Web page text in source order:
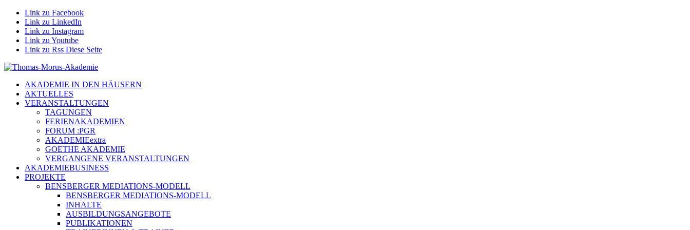
Link zu Facebook
Link zu LinkedIn
Link zu Instagram
Link zu Youtube
Link zu Rss Diese Seite
AKADEMIE IN DEN HÄUSERN
AKTUELLES
VERANSTALTUNGEN
TAGUNGEN
FERIENAKADEMIEN
FORUM :PGR
AKADEMIEextra
GOETHE AKADEMIE
VERGANGENE VERANSTALTUNGEN
AKADEMIEBUSINESS
PROJEKTE
BENSBERGER MEDIATIONS-MODELL
BENSBERGER MEDIATIONS-MODELL
INHALTE
AUSBILDUNGSANGEBOTE
PUBLIKATIONEN